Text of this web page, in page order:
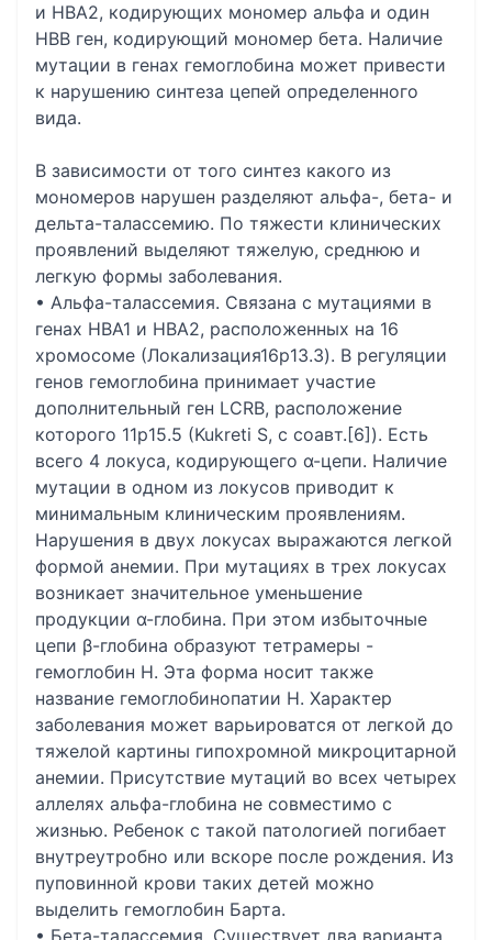
и HBA2, кодирующих мономер альфа и один
HBB ген, кодирующий мономер бета. Наличие
мутации в генах гемоглобина может привести
к нарушению синтеза цепей определенного
вида.
В зависимости от того синтез какого из
мономеров нарушен разделяют альфа-, бета- и
дельта-талассемию. По тяжести клинических
проявлений выделяют тяжелую, среднюю и
легкую формы заболевания.
• Альфа-талассемия. Связана с мутациями в
генах HBA1 и HBA2, расположенных на 16
хромосоме (Локализация16p13.3). В регуляции
генов гемоглобина принимает участие
дополнительный ген LCRB, расположение
которого 11p15.5 (Kukreti S, с соавт.[6]). Есть
всего 4 локуса, кодирующего α-цепи. Наличие
мутации в одном из локусов приводит к
минимальным клиническим проявлениям.
Нарушения в двух локусах выражаются легкой
формой анемии. При мутациях в трех локусах
возникает значительное уменьшение
продукции α-глобина. При этом избыточные
цепи β-глобина образуют тетрамеры -
гемоглобин Н. Эта форма носит также
название гемоглобинопатии Н. Характер
заболевания может варьироватся от легкой до
тяжелой картины гипохромной микроцитарной
анемии. Присутствие мутаций во всех четырех
аллелях альфа-глобина не совместимо с
жизнью. Ребенок с такой патологией погибает
внутреутробно или вскоре после рождения. Из
пуповинной крови таких детей можно
выделить гемоглобин Барта.
• Бета-талассемия. Существует два варианта